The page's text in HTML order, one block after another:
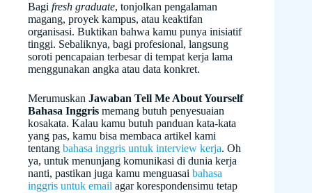
Bagi fresh graduate, tonjolkan pengalaman
magang, proyek kampus, atau keaktifan
organisasi. Buktikan bahwa kamu punya inisiatif
tinggi. Sebaliknya, bagi profesional, langsung
soroti pencapaian terbesar di tempat kerja lama
menggunakan angka atau data konkret.
Merumuskan Jawaban Tell Me About Yourself
Bahasa Inggris memang butuh penyesuaian
kosakata. Kalau kamu butuh panduan kata-kata
yang pas, kamu bisa membaca artikel kami
tentang bahasa inggris untuk interview kerja. Oh
ya, untuk menunjang komunikasi di dunia kerja
nanti, pastikan juga kamu menguasai bahasa
inggris untuk email agar korespondensimu tetap